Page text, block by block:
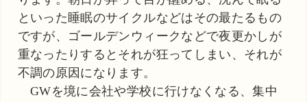
といった睡眠のサイクルなどはその最たるもの
ですが、ゴールデンウィークなどで夜更かしが
重なったりするとそれが狂ってしまい、それが
不調の原因になります。
GWを境に会社や学校に行けなくなる、集中